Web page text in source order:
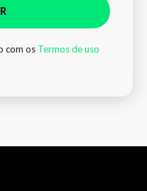
com os Termos de uso